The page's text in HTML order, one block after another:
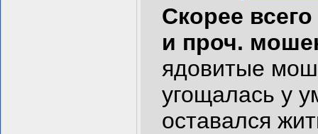
Скорее
и проч.
ядовитые
угощалась у
оставался